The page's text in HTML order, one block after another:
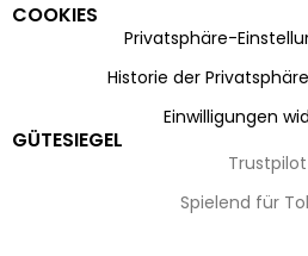
COOKIES
Privatsphäre-
Historie der
Einwilligungen
GÜTESIEGEL
Trustpilot
Spielend für